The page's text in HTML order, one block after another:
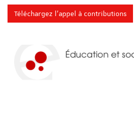
Téléchargez l'appel à contributions